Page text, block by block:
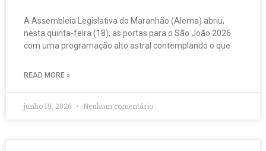
A Assembleia Legislativa do Maranhão (Alema) abriu,
nesta quinta-feira (18), as portas para o São João 2026
com uma programação alto astral contemplando o que
READ MORE »
junho 19, 2026 Nenhum comentário